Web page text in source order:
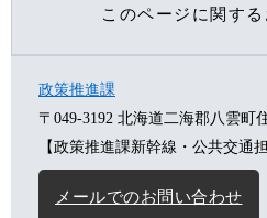
このページに関す
政策推進課
〒049-3192 北海道二海郡八雲町
【政策推進課新幹線・公共交通担
メールでのお問い合わせ